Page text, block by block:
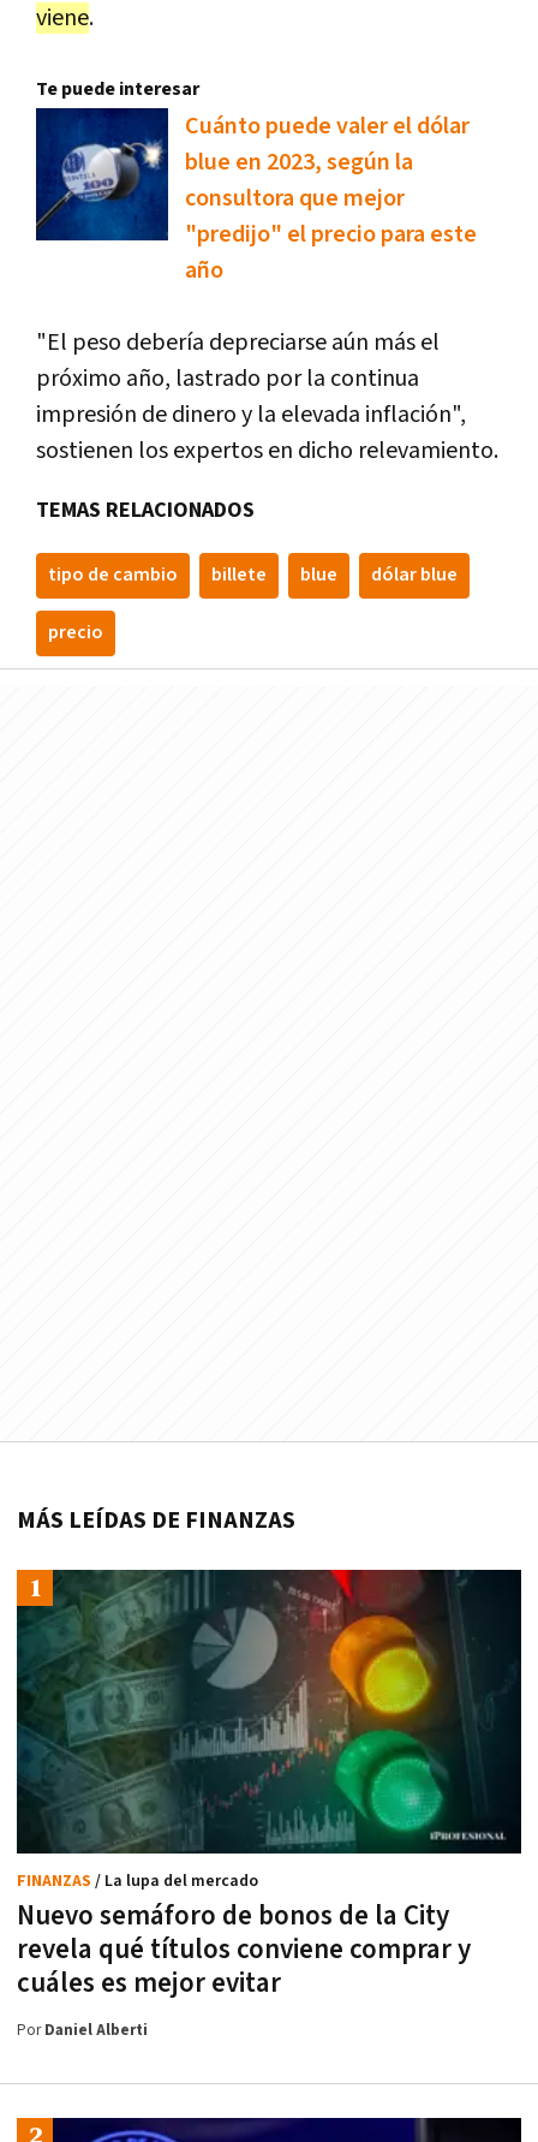
viene.
Te puede interesar
Cuánto puede valer el dólar
blue en 2023, según la
consultora que mejor
"predijo" el precio para este
año
"El peso debería depreciarse aún más el
próximo año, lastrado por la continua
impresión de dinero y la elevada inflación",
sostienen los expertos en dicho relevamiento.
TEMAS RELACIONADOS
tipo de cambio billete blue dólar blue
precio
MÁS LEÍDAS DE FINANZAS
Nuevo semáforo de bonos de la City
revela qué títulos conviene comprar y
cuáles es mejor evitar
FINANZAS / La lupa del mercado
PorDaniel Alberti